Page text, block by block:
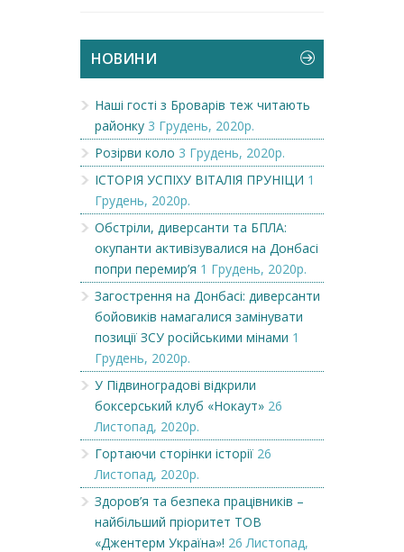
НОВИНИ
Наші гості з Броварів теж читають
районку 3 Грудень, 2020р.
Розірви коло 3 Грудень, 2020р.
ІСТОРІЯ УСПІХУ ВІТАЛІЯ ПРУНІЦИ 1
Грудень, 2020р.
Обстріли, диверсанти та БПЛА:
окупанти активізувалися на Донбасі
попри перемир’я 1 Грудень, 2020р.
Загострення на Донбасі: диверсанти
бойовиків намагалися замінувати
позиції ЗСУ російськими мінами 1
Грудень, 2020р.
У Підвиноградові відкрили
боксерський клуб «Нокаут» 26
Листопад, 2020р.
Гортаючи сторінки історії 26
Листопад, 2020р.
Здоров’я та безпека працівників –
найбільший пріоритет ТОВ
«Джентерм Україна»! 26 Листопад,